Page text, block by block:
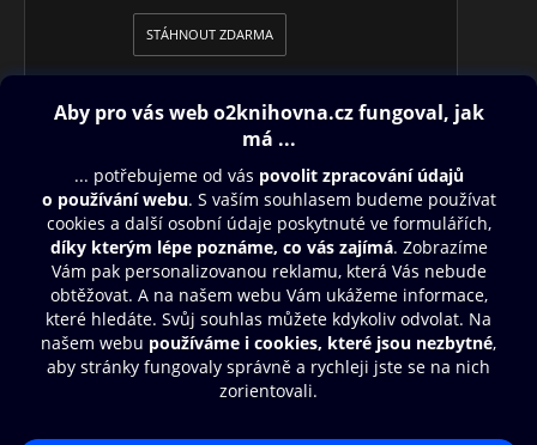
STÁHNOUT ZDARMA
Obsah ke stažení
Moje O2 Knihovna
Další zábava
© O2 Czech Republic a.s.